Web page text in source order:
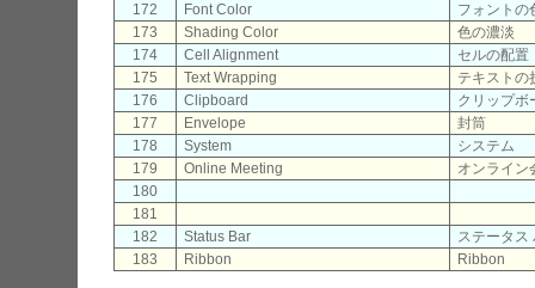
172
Font Color
フォントの
173
Shading Color
色の濃淡
174
Cell Alignment
セルの配置
175
Text Wrapping
テキストの
176
Clipboard
クリップボ
177
Envelope
封筒
178
System
システム
179
Online Meeting
オンライン
180
181
182
Status Bar
ステータス
183
Ribbon Ribbon